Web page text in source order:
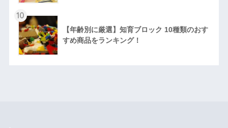
10
【年齢別に厳選】知育ブロック 10種類のおす
すめ商品をランキング！